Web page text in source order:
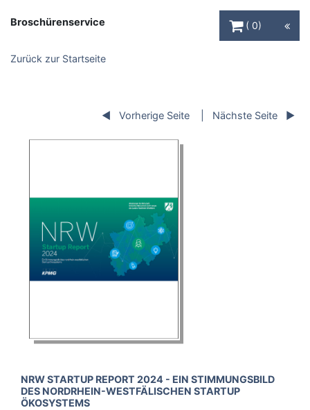
Broschürenservice
0
Zurück zur Startseite
Vorherige Seite Nächste Seite
BROSCHÜRE:
NRW STARTUP REPORT 2024 - EIN STIMMUNGSBILD
DES NORDRHEIN-WESTFÄLISCHEN STARTUP
ÖKOSYSTEMS